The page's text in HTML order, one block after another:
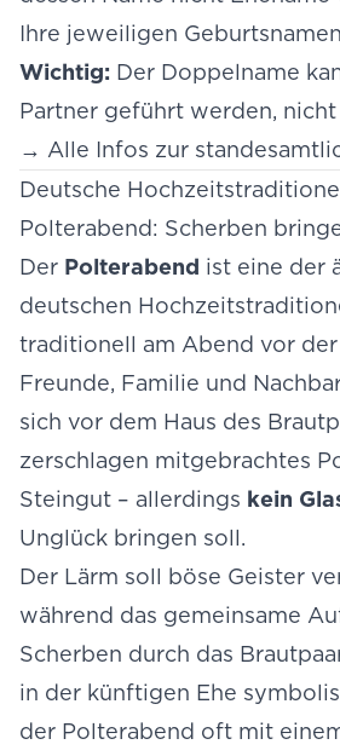
Ihre jeweiligen
Wichtig: Der Doppelname
Partner geführt werden,
→ Alle Infos zur
Deutsche
Polterabend: Scherben
Der Polterabend ist eine der
deutschen
traditionell am Abend vor
Freunde, Familie und
sich vor dem Haus des
zerschlagen mitgebrachtes
Steingut – allerdings kein
Unglück bringen soll.
Der Lärm soll böse Geister
während das gemeinsame
Scherben durch das
in der künftigen Ehe
der Polterabend oft mit